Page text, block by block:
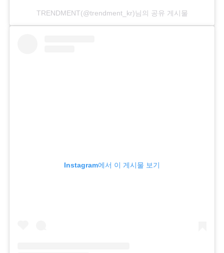
TRENDMENT(@trendment_kr)님의 공유 게시물
Instagram에서 이 게시물 보기